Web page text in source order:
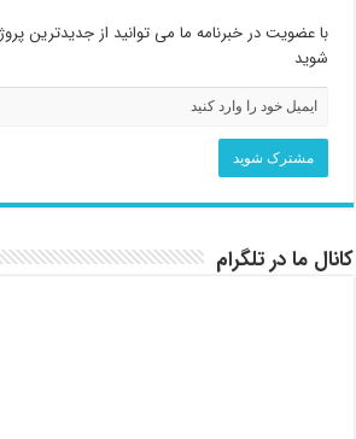
با عضویت در خبرنامه ما می توانید از جدیدترین
شوید
کانال ما در تلگرام